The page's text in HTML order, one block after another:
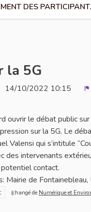
DES
la 5G
14/10/2022 10:15
ouvrir le débat public
sur la 5G. Le
Valensi qui s’intitule
des intervenants
contact.
Mairie de
: Numérique et
(changé de Numérique et